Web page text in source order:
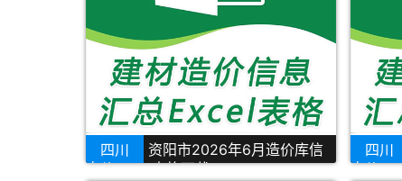
四川
资阳市2026年6月造价库信
息价Excel表格下载
四川
息价